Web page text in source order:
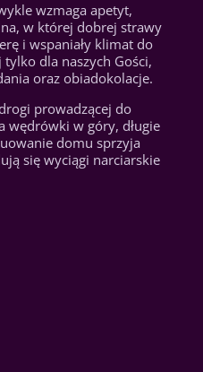
wzmaga apetyt,
w której dobrej strawy
i wspaniały klimat do
dla naszych Gości,
oraz obiadokolacje.
prowadzącej do
wędrówki w góry, długie
domu sprzyja
się wyciągi narciarskie